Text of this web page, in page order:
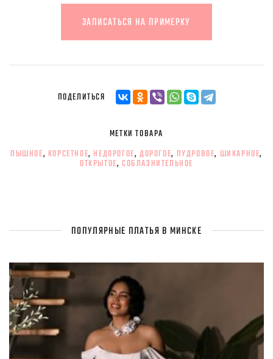
ЗАПИСАТЬСЯ НА ПРИМЕРКУ
ПОДЕЛИТЬСЯ
МЕТКИ ТОВАРА
ПЫШНОЕ, КОРСЕТНОЕ, НЕДОРОГОЕ,ДОРОГОЕ, ПУДРОВОЕ, ШИКАРНОЕ,
ОТКРЫТОЕ, СОБЛАЗНИТЕЛЬНОЕ
ПОПУЛЯРНЫЕ ПЛАТЬЯ В МИНСКЕ